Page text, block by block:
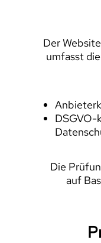
Der
umfasst
DSGVO-
Die
auf